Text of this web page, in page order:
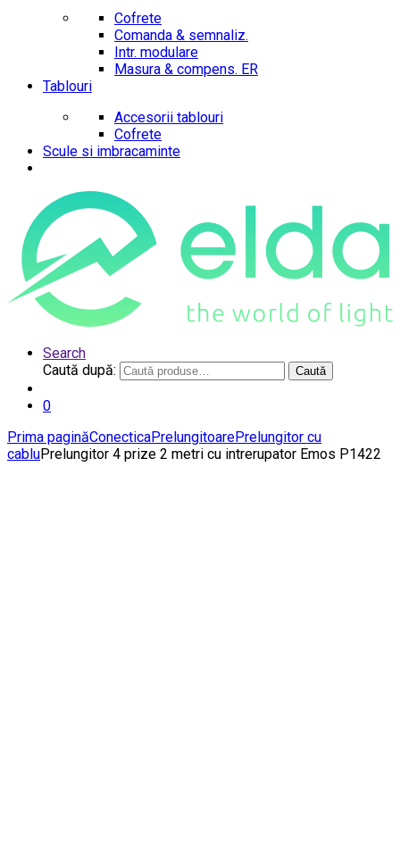
Cofrete
Comanda & semnaliz.
Intr. modulare
Masura & compens. ER
Tablouri
Accesorii tablouri
Cofrete
Scule si imbracaminte
Search
Caută după:
Caută
0
Prima paginăConecticaPrelungitoarePrelungitor cu
cabluPrelungitor 4 prize 2 metri cu intrerupator Emos P1422